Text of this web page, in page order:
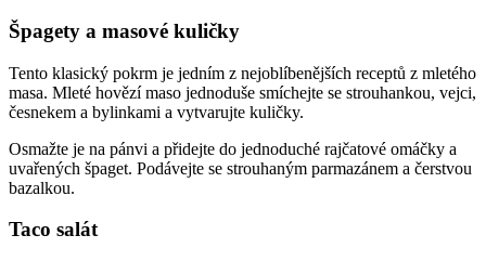
Špagety a masové kuličky
Tento klasický pokrm je jedním z nejoblíbenějších receptů z mletého
masa. Mleté hovězí maso jednoduše smíchejte se strouhankou, vejci,
česnekem a bylinkami a vytvarujte kuličky.
Osmažte je na pánvi a přidejte do jednoduché rajčatové omáčky a
uvařených špaget. Podávejte se strouhaným parmazánem a čerstvou
bazalkou.
Taco salát